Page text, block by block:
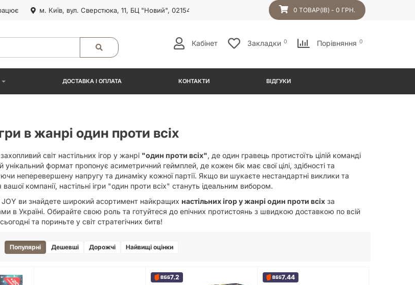
м. Київ, вул. Сверстюка, 11, БЦ "Новий", 02154 0 ТОВАР(ІВ) - 0 ГРН.
Кабінет Закладки 0 Порівняння 0
ДОСТАВКА І ОПЛАТА КОНТАКТИ ВІДГУКИ
в жанрі один проти всіх
світ настільних ігор у жанрі "один проти всіх", де один гравець протистоїть цілій команді
унікальний формат пропонує асиметричний геймплей, де кожен бік має свої цілі, здібності та
неперевершену напругу та динаміку кожної партії. Якщо ви шукаєте нестандартні виклики та
вашої компанії, настільні ігри "один проти всіх" стануть ідеальним вибором.
JOY ви знайдете широкий асортимент найкращих настільних ігор у жанрі один проти всіхза
в Україні. Обирайте свою роль та готуйтеся до епічних протистоянь з швидкою доставкою по всій
та пориньте у світ стратегічних битв!
Популярні Дешевші Дорожчі Найвищі оцінки
7.2 7.44